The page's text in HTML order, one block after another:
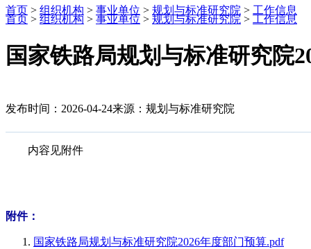
首页 > 组织机构 > 事业单位 > 规划与标准研究院 > 工作信息
首页 > 组织机构 > 事业单位 > 规划与标准研究院 > 工作信息
国家铁路局规划与标准研究院
发布时间：2026-04-24来源：规划与标准研究院
内容见附件
附件：
国家铁路局规划与标准研究院2026年度部门预算.pdf